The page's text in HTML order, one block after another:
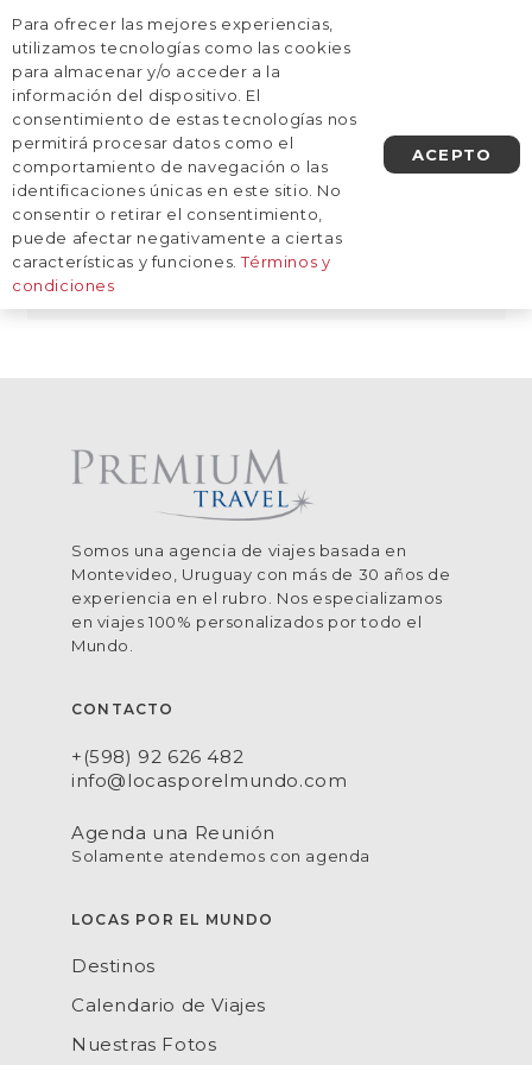
AGENDA UNA LLAMADA
Inicio / Destinos / América del Norte
Nueva York
Nueva York
De momento, no tenemos viajes
planificados a este destino.
Somos una agencia de viajes basada en
Montevideo, Uruguay con más de 30 años de
experiencia en el rubro. Nos especializamos
en viajes 100% personalizados por todo el
Mundo.
CONTACTO
+(598) 92 626 482
info@locasporelmundo.com
Agenda una Reunión
Solamente atendemos con agenda
LOCAS POR EL MUNDO
Destinos
Calendario de Viajes
Nuestras Fotos
Para ofrecer las mejores experiencias,
utilizamos tecnologías como las cookies
para almacenar y/o acceder a la
información del dispositivo. El
consentimiento de estas tecnologías nos
permitirá procesar datos como el
comportamiento de navegación o las
identificaciones únicas en este sitio. No
consentir o retirar el consentimiento,
puede afectar negativamente a ciertas
características y funciones.Términos y
condiciones
ACEPTO